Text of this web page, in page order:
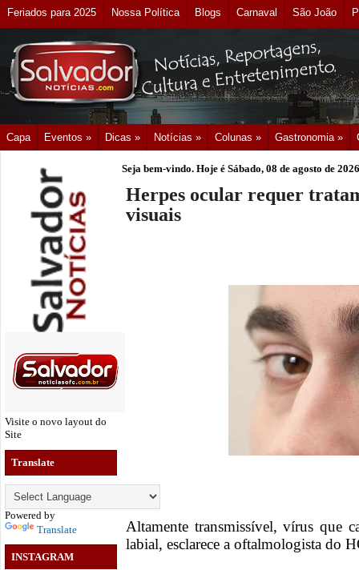
Feriados para 2025 Nossa Política Blogs Carnaval São João
Capa Eventos » Dicas » Notícias » Colunas » Gastronomia »
Visite o novo layout do
Site
Translate
Powered by
Translate
INSTAGRAM
Seja bem-vindo. Hoje é Sábado, 08 de agosto de 2026
Herpes ocular requer
visuais
Altamente transmissível, vírus que
labial, esclarece a oftalmologista do